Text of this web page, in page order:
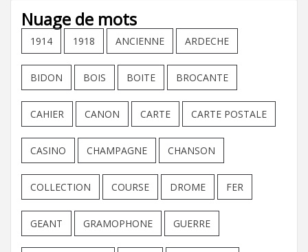
Nuage de mots
1914 1918 ANCIENNE ARDECHE
BIDON BOIS BOITE BROCANTE
CAHIER CANON CARTE CARTE POSTALE
CASINO CHAMPAGNE CHANSON
COLLECTION COURSE DROME FER
GEANT GRAMOPHONE GUERRE